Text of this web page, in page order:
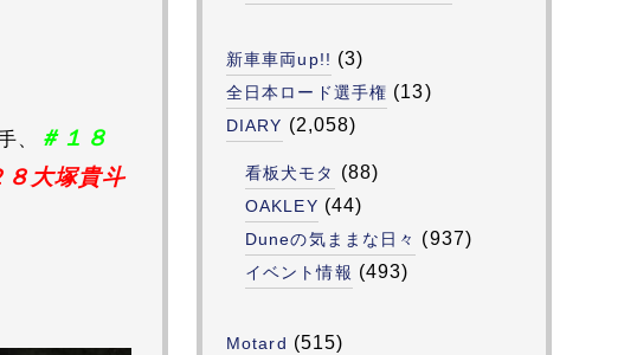
、
＃１８
８大塚貴斗
新車車両up!! (3)
全日本ロード選手権 (13)
DIARY (2,058)
看板犬モタ (88)
OAKLEY (44)
Duneの気ままな日々 (937)
イベント情報 (493)
Motard (515)